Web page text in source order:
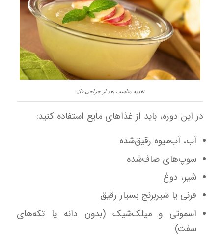
تغذیه مناسب بعد از جراحی فک
در این دوره، باید از غذاهای مایع استفاده کنید:
آب، آب‌میوه رقیق‌شده
سوپ‌های صاف‌شده
شیر، دوغ
فرنی یا شیربرنج بسیار رقیق
اسموتی و میلک‌شیک (بدون دانه یا تکه‌های
سفت)